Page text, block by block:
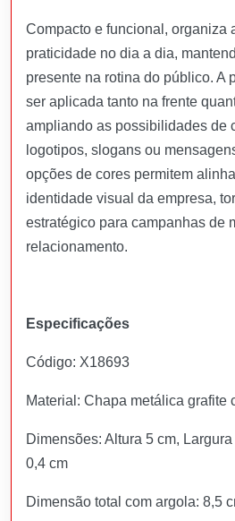
Compacto e funcional, organiza
praticidade no dia a dia,
presente na rotina do público. A
ser aplicada tanto na frente
ampliando as possibilidades de
logotipos, slogans ou
opções de cores permitem
identidade visual da empresa,
estratégico para campanhas de
relacionamento.
Especificações
Código: X18693
Material: Chapa metálica grafite
Dimensões: Altura 5 cm,
0,4 cm
Dimensão total com argola: 8,5